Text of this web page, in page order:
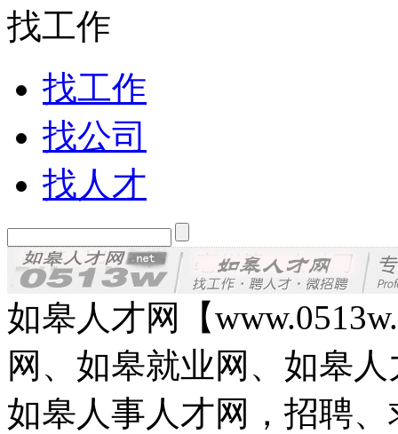
找工作
找工作
找公司
找人才
如皋人才网【
网、如皋就业网、如皋
如皋人事人才网，招聘